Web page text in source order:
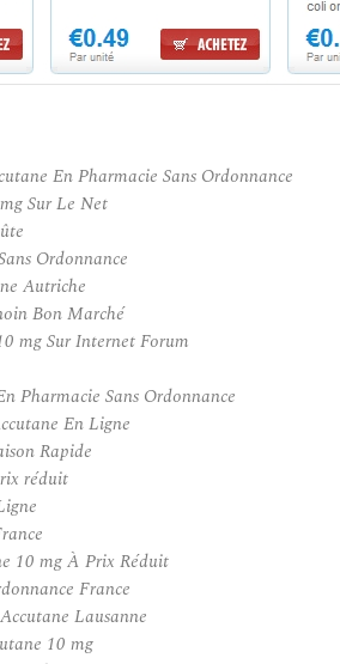
En Pharmacie Sans Ordonnance
Sur Le Net
Ordonnance
Autriche
Bon Marché
mg Sur Internet Forum
Pharmacie Sans Ordonnance
En Ligne
Rapide
réduit
10 mg À Prix Réduit
France
Lausanne
10 mg